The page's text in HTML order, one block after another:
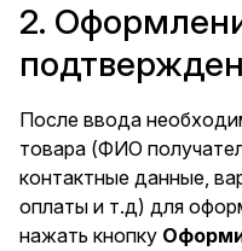
2.
После ввода
товара (ФИО
контактные данные,
оплаты и т.д) для
нажать кнопку